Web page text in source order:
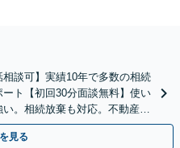
相談可】実績10年で多数の相続
ト【初回30分面談無料】使い
。相続放棄も対応。不動産相
策もお任せを
見る